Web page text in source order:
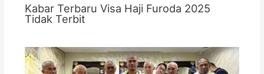
Kabar Terbaru Visa Haji Furoda 2025
Tidak Terbit